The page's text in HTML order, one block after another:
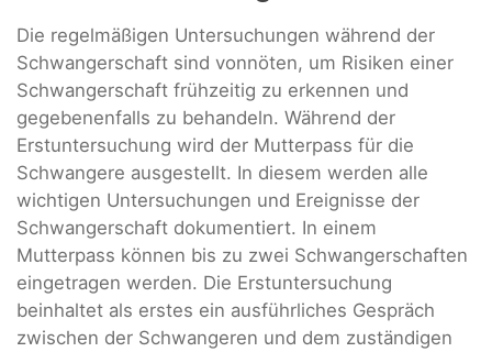
Die regelmäßigen Untersuchungen während der
Schwangerschaft sind vonnöten, um Risiken einer
Schwangerschaft frühzeitig zu erkennen und
gegebenenfalls zu behandeln. Während der
Erstuntersuchung wird der Mutterpass für die
Schwangere ausgestellt. In diesem werden alle
wichtigen Untersuchungen und Ereignisse der
Schwangerschaft dokumentiert. In einem
Mutterpass können bis zu zwei Schwangerschaften
eingetragen werden. Die Erstuntersuchung
beinhaltet als erstes ein ausführliches Gespräch
zwischen der Schwangeren und dem zuständigen